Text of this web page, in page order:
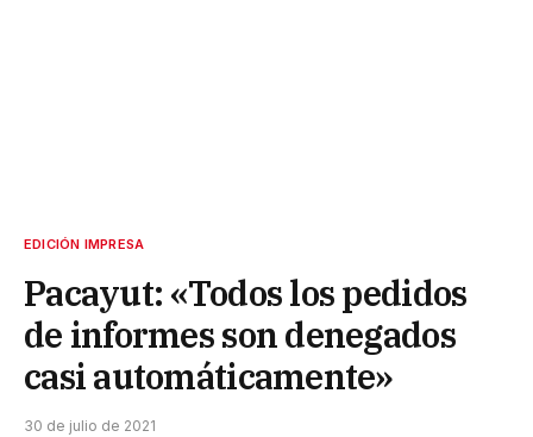
EDICIÓN IMPRESA
Pacayut: «Todos los pedidos
de informes son denegados
casi automáticamente»
30 de julio de 2021